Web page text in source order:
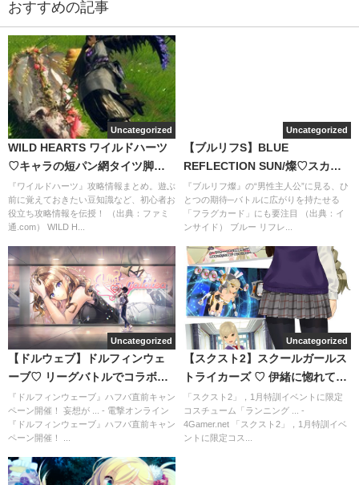
おすすめの記事
Uncategorized
WILD HEARTS ワイルドハーツ
♡キャラの短パン網タイツ脚を
よく見て
『ワイルドハーツ』攻略情報まとめ。遊ぶ
前に覚えておきたい豆知識など、初心者お
役立ち攻略情報を伝授！ （出典：ファミ
通.com） WILD H...
Uncategorized
【ブルリフS】BLUE
REFLECTION SUN/燦♡スカー
トの長さと脚がめちゃくちゃエ
ッチ？
『ブルリフ燦』の“男性主人公”に見る、ひ
とつの期待─バトルに広がりを持たせる
「フラグカード」にも要注目 （出典：イ
ンサイド） ブルー リフレ...
Uncategorized
【ドルウェブ】ドルフィンウェ
ーブ♡ リーグバトルでコラボ紫
苑すごい便利
『ドルフィンウェーブ』ハフバ直前キャン
ペーン開催！ 妄想が ... - 電撃オンライン
『ドルフィンウェーブ』ハフバ直前キャン
ペーン開催！ ...
Uncategorized
【スクスト2】スクールガールス
トライカーズ ♡ 伊緒に惚れて今
更始めた
「スクスト2」，1月特訓イベントに限定
コスチューム「ランニング ... -
4Gamer.net 「スクスト2」，1月特訓イベ
ントに限定コス...